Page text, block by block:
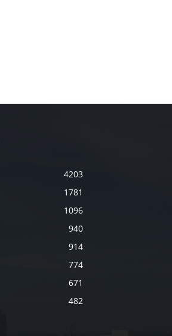
4203
1781
1096
940
914
774
671
482